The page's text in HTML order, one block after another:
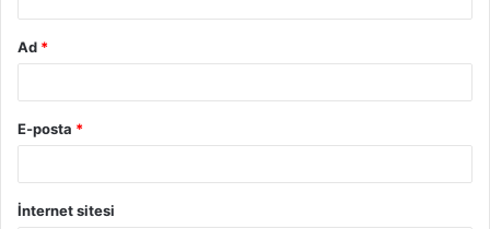
Ad *
E-posta *
İnternet sitesi